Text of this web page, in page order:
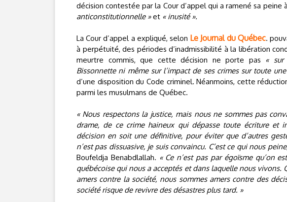
décision contestée par la Cour d’appel qui a ramené sa
anticonstitutionnelle »et « inusité ».
La Cour d’appel a expliqué, selon Le Journal du Québec.
à perpétuité, des périodes d’inadmissibilité à la libération
meurtre commis, que cette décision ne porte pas « sur
Bissonnette ni même sur l’impact de ses crimes sur toute
d’une disposition du Code criminel. Néanmoins, cette
parmi les musulmans de Québec.
« Nous respectons la justice, mais nous ne sommes pas
drame, de ce crime haineux qui dépasse toute écriture et
décision en soit une définitive, pour éviter que d’autres
n’est pas dissuasive, je suis convaincu. C’est ce qui nous
Boufeldja Benabdlallah. « Ce n’est pas par égoïsme qu’on
québécoise qui nous a acceptés et dans laquelle nous vivons.
amers contre la société, nous sommes amers contre des
société risque de revivre des désastres plus tard. »